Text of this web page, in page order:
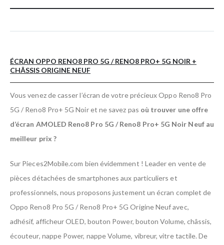
ÉCRAN OPPO RENO8 PRO 5G / RENO8 PRO+ 5G NOIR +
CHÂSSIS ORIGINE NEUF
Vous venez de casser l’écran de votre précieux Oppo Reno8 Pro
5G / Reno8 Pro+ 5G Noir et ne savez pas où trouver une offre
d’écran AMOLED Reno8 Pro 5G / Reno8 Pro+ 5G Noir Neuf au
meilleur prix ?
Sur Pieces2Mobile.com bien évidemment ! Leader en vente de
pièces détachées de smartphones aux particuliers et
professionnels, nous proposons justement un écran complet de
Oppo Reno8 Pro 5G / Reno8 Pro+ 5G Origine Neuf avec,
adhésif, afficheur OLED, bouton Power, bouton Volume, châssis,
écouteur, nappe Power, nappe Volume, vibreur, vitre tactile. De